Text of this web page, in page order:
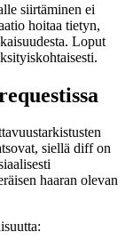
siirtäminen ei
hoitaa tietyn,
Loput
siellä diff on
haaran olevan